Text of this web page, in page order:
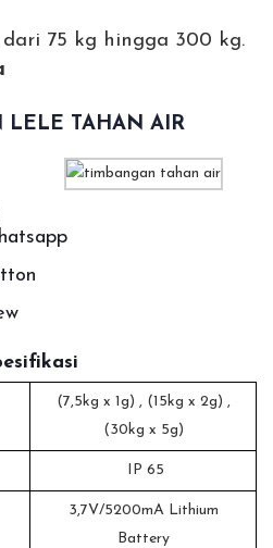
75 kg hingga 300 kg.
LELE TAHAN AIR
(7,5kg x 1g) , (15kg x 2g) ,
(30kg x 5g)
IP 65
3,7V/5200mA Lithium
Battery